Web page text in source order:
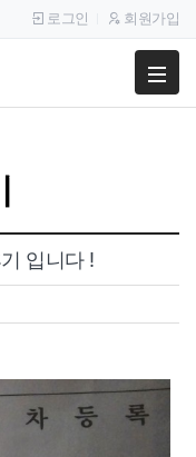
로그인 회원가입
입니다 !